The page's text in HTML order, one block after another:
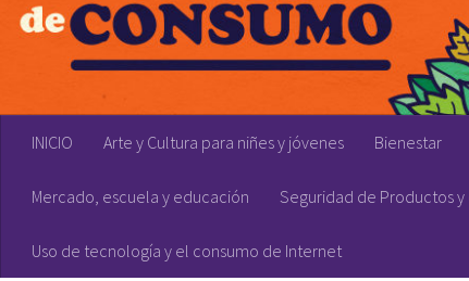
INICIO Arte y Cultura para niñes y jóvenes Bienestar
Mercado, escuela y educación Seguridad de Productos
Uso de tecnología y el consumo de Internet